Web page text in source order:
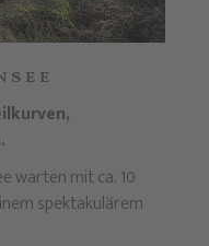
warten mit ca. 10
spektakulärem